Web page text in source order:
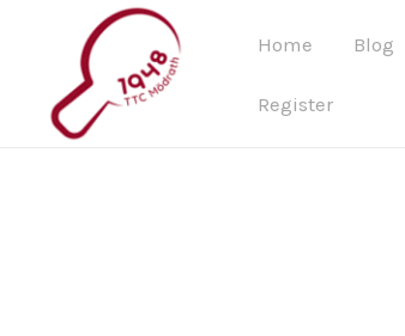
springen
Home Blog
Register